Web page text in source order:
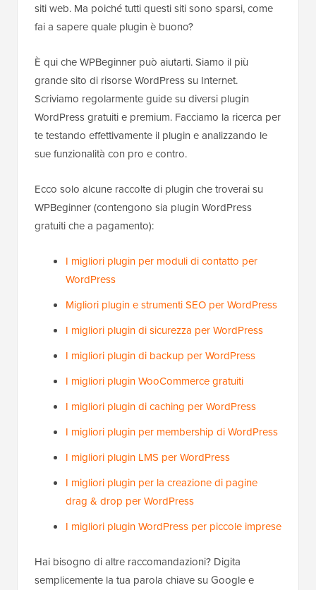
siti web. Ma poiché tutti questi siti sono sparsi, come
fai a sapere quale plugin è buono?
È qui che WPBeginner può aiutarti. Siamo il più
grande sito di risorse WordPress su Internet.
Scriviamo regolarmente guide su diversi plugin
WordPress gratuiti e premium. Facciamo la ricerca per
te testando effettivamente il plugin e analizzando le
sue funzionalità con pro e contro.
Ecco solo alcune raccolte di plugin che troverai su
WPBeginner (contengono sia plugin WordPress
gratuiti che a pagamento):
I migliori plugin per moduli di contatto per
WordPress
Migliori plugin e strumenti SEO per WordPress
I migliori plugin di sicurezza per WordPress
I migliori plugin di backup per WordPress
I migliori plugin WooCommerce gratuiti
I migliori plugin di caching per WordPress
I migliori plugin per membership di WordPress
I migliori plugin LMS per WordPress
I migliori plugin per la creazione di pagine
drag & drop per WordPress
I migliori plugin WordPress per piccole imprese
Hai bisogno di altre raccomandazioni? Digita
semplicemente la tua parola chiave su Google e